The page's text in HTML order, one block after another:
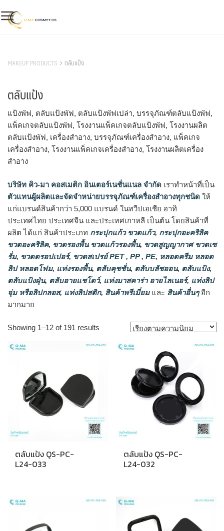
to
content
MAKEUP PRODUCTS ตลับแป้ง
ตลับแป้ง
แป้งพัฟ, ตลับแป้งพัฟ, ตลับแป้งพัฟเปล่า, บรรจุภัณฑ์ตลับแป้งพัฟ,
แพ็คเกจตลับแป้งพัฟ, โรงงานแพ็คเกจตลับแป้งพัฟ, โรงงานผลิต
ตลับแป้งพัฟ, เครื่องสำอาง, บรรจุภัณฑ์เครื่องสำอาง, แพ็คเกจ
เครื่องสำอาง, โรงงานแพ็คเกจเครื่องสำอาง, โรงงานผลิตเครื่อง
สำอาง
บริษัท คิว-มา คอสเมติก อินเตอร์เนชั่นแนล จำกัด เราทำหน้าที่เป็น
ตัวแทนผู้ผลิตและจัดจำหน่ายบรรจุภัณฑ์เครื่องสำอางทุกชนิด ให้
แก่แบรนด์สินค้ากว่า 5,000 แบรนด์ ในทวีปเอเชีย อาทิ
ประเทศไทย ประเทศจีน และประเทศเกาหลี เป็นต้น โดยสินค้าที่
ผลิต ได้แก่ สินค้าประเภท กระปุกแก้ว ขวดแก้ว, กระปุกอะคริลิค
ขวดอะคริลิค, ขวดรองพื้น ขวดแก้วรองพื้น, ขวดสูญญากาศ ขวดเซ
รั่ม, ขวดดรอปเปอร์, ขวดสเปรย์ PET , PP , PE, หลอดครีม หลอด
ลิป หลอดโฟม, แท่งรองพื้น, ตลับคุชชั่น, ตลับบลัชออน, ตลับแป้ง,
ตลับแป้งฝุ่น, ตลับอายแชโดว์, แท่งมาสคาร่า อายไลเนอร์, แท่งลิป
จุ่ม หรือลิปกลอส, แท่งลิปสติก, สินค้าพรีเมี่ยมและ สินค้าอื่นๆอีก
มากมาย
Showing 1–12 of 191 results
popularity
ตลับแป้ง QS-PC-
L24-033
ตลับแป้ง QS-PC-
L24-032